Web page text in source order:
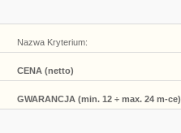
Nazwa Kryterium:
CENA (netto)
GWARANCJA (min. 12 ÷ max. 24 m-ce)